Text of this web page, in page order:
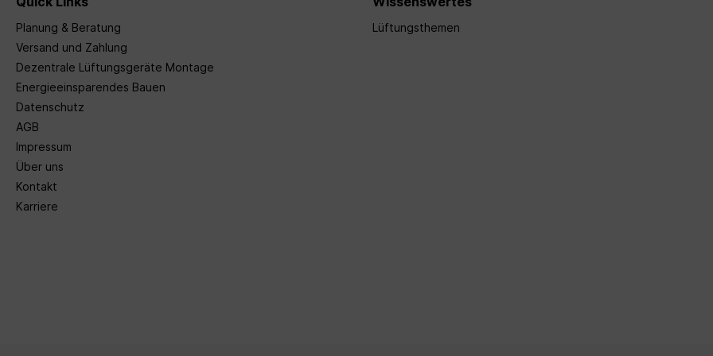
Planung & Beratung
Versand und Zahlung
Dezentrale Lüftungsgeräte Montage
Energieeinsparendes Bauen
Datenschutz
AGB
Impressum
Über uns
Kontakt
Karriere
Lüftungsthemen